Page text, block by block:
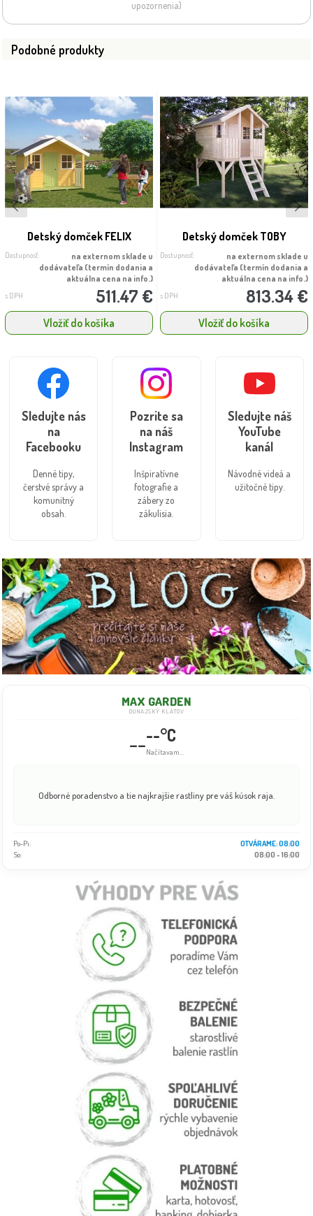
MAX GARDEN
DUNAJSKÝ KLÁTOV
----°C
Načítavam...
Odborné poradenstvo a tie najkrajšie rastliny pre váš kúsok raja.
Po-Pi:
OTVÁRAME: 08:00
So:
08:00 - 16:00
upozornenia)
Podobné produkty
Detský domček FELIX
Dostupnosť:
na externom sklade u
dodávateľa (termín dodania a
aktuálna cena na info.)
s DPH 511.47 €
Vložiť do košíka
Detský domček TOBY
Dostupnosť:
na externom sklade u
dodávateľa (termín dodania a
aktuálna cena na info.)
s DPH 813.34 €
Vložiť do košíka
Sledujte nás
na
Facebooku
Denné tipy,
čerstvé správy a
komunitný
obsah.
Pozrite sa
na náš
Instagram
Inšpiratívne
fotografie a
zábery zo
zákulisia.
Sledujte náš
YouTube
kanál
Návodné videá a
užitočné tipy.